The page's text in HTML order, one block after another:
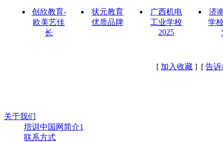
创欣教育-
欧美艺佳
长
状元教育
优质品牌
广西机电
工业学校
2025
济
学
[ 加入收藏 ] [ 告
关于我们
培训中国网简介1
联系方式